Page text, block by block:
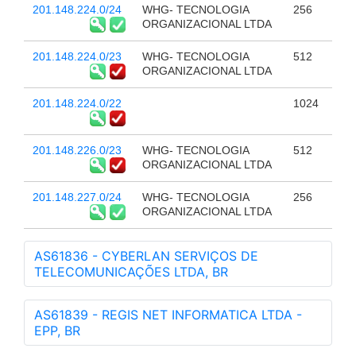
201.148.224.0/24
WHG- TECNOLOGIA
ORGANIZACIONAL LTDA
256
201.148.224.0/23
WHG- TECNOLOGIA
ORGANIZACIONAL LTDA
512
201.148.224.0/22 1024
201.148.226.0/23
WHG- TECNOLOGIA
ORGANIZACIONAL LTDA
512
201.148.227.0/24
WHG- TECNOLOGIA
ORGANIZACIONAL LTDA
256
AS61836 - CYBERLAN SERVIÇOS DE
TELECOMUNICAÇÕES LTDA, BR
AS61839 - REGIS NET INFORMATICA LTDA -
EPP, BR